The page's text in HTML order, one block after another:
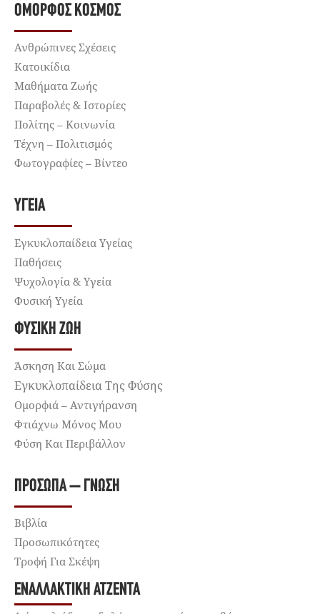
ΌΜΟΡΦΟΣ ΚΌΣΜΟΣ
Ανθρώπινες Σχέσεις
Κατοικίδια
Μαθήματα Ζωής
Παραβολές & Ιστορίες
Πολίτης – Κοινωνία
Τέχνη – Πολιτισμός
Φωτογραφίες – Βίντεο
ΥΓΕΊΑ
Εγκυκλοπαίδεια Υγείας
Παθήσεις
Ψυχολογία & Υγεία
Φυσική Υγεία
ΦΥΣΙΚΉ ΖΩΉ
Άσκηση Και Σώμα
Εγκυκλοπαίδεια Της Φύσης
Ομορφιά – Αντιγήρανση
Φτιάχνω Μόνος Μου
Φύση Και Περιβάλλον
ΠΡΌΣΩΠΑ – ΓΝΏΣΗ
Βιβλία
Προσωπικότητες
Τροφή Για Σκέψη
ΕΝΑΛΛΑΚΤΙΚΉ ΑΤΖΈΝΤΑ